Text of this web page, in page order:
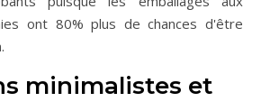
ont 80% plus de chances d'être
minimalistes et